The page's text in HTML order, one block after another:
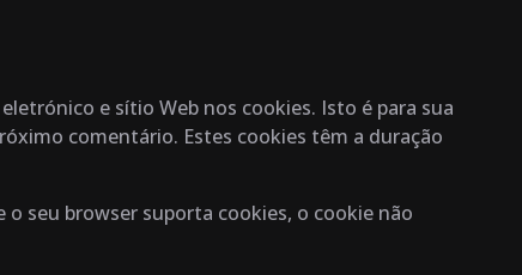
e sítio Web nos cookies. Isto é para sua
comentário. Estes cookies têm a duração
seu browser suporta cookies, o cookie não